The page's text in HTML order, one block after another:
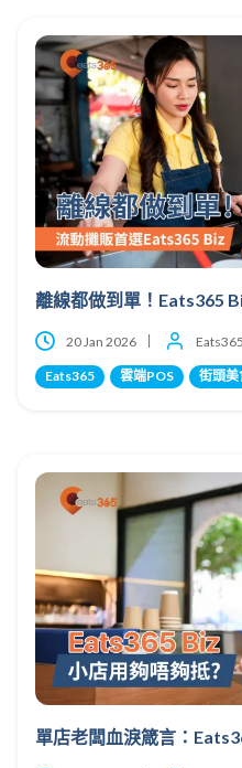
離線都做到單！Eats365
20 Jan 2026 Eats365
Eats365 雲端POS 街頭美
單店老闆血淚箴言：